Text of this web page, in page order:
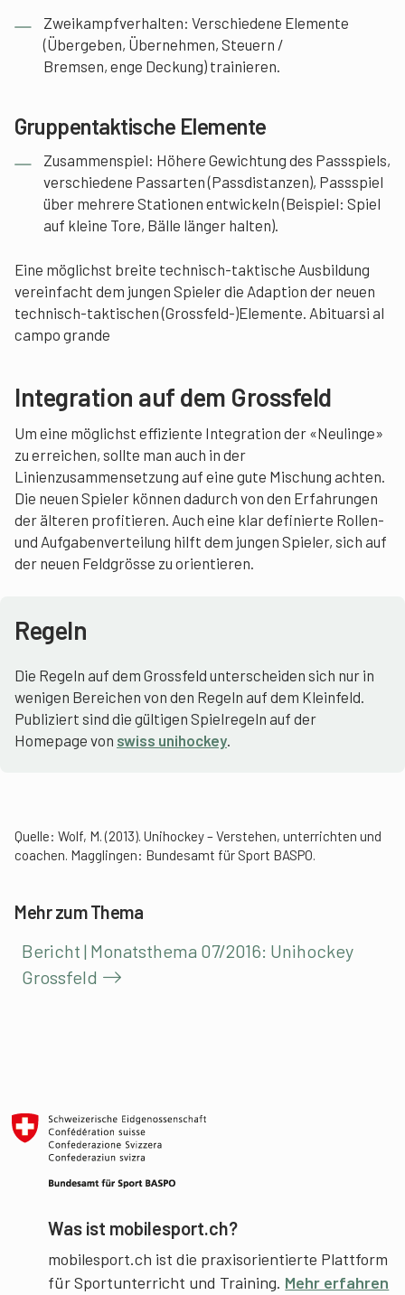
Zweikampfverhalten: Verschiedene Elemente
(Übergeben, Übernehmen, Steuern /
Bremsen, enge Deckung) trainieren.
Gruppentaktische Elemente
Zusammenspiel: Höhere Gewichtung des Passspiels,
verschiedene Passarten (Passdistanzen), Passspiel
über mehrere Stationen entwickeln (Beispiel: Spiel
auf kleine Tore, Bälle länger halten).
Eine möglichst breite technisch-taktische Ausbildung
vereinfacht dem jungen Spieler die Adaption der neuen
technisch-taktischen (Grossfeld-)Elemente. Abituarsi al
campo grande
Integration auf dem Grossfeld
Um eine möglichst effiziente Integration der «Neulinge»
zu erreichen, sollte man auch in der
Linienzusammensetzung auf eine gute Mischung achten.
Die neuen Spieler können dadurch von den Erfahrungen
der älteren profitieren. Auch eine klar definierte Rollen-
und Aufgabenverteilung hilft dem jungen Spieler, sich auf
der neuen Feldgrösse zu orientieren.
Regeln
Die Regeln auf dem Grossfeld unterscheiden sich nur in
wenigen Bereichen von den Regeln auf dem Kleinfeld.
Publiziert sind die gültigen Spielregeln auf der
Homepage von swiss unihockey.
Quelle: Wolf, M. (2013). Unihockey – Verstehen, unterrichten und
coachen. Magglingen: Bundesamt für Sport BASPO.
Mehr zum Thema
Bericht | Monatsthema 07/2016: Unihockey
Grossfeld
Was ist mobilesport.ch?
mobilesport.ch ist die praxisorientierte Plattform
für Sportunterricht und Training. Mehr erfahren